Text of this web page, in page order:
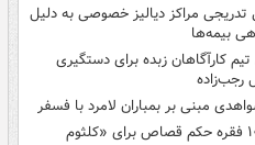
تدریجی مراکز دیالیز خصوصی به دلیل
بیمه‌ها
کارآگاهان زبده برای دستگیری
رجب‌زاده
مبنی بر بمباران لامرد با فسفر
صدور ۱۰ فقره حکم قصاص برای «کلثوم